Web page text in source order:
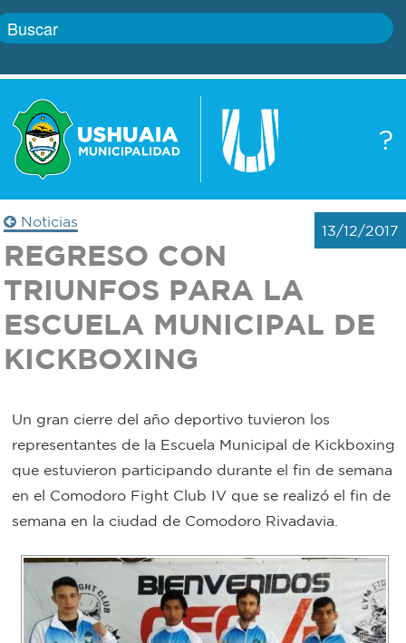
?
Boletín
Defensa
civil
Bromatología
Rentas
Municipal
Mi
bondi
Gobierno
Trámites
Transparencia
Actualidad
municipal
Noticias
13/12/2017
REGRESO CON
TRIUNFOS PARA LA
ESCUELA MUNICIPAL DE
KICKBOXING
Un gran cierre del año deportivo tuvieron los
representantes de la Escuela Municipal de Kickboxing
que estuvieron participando durante el fin de semana
en el Comodoro Fight Club IV que se realizó el fin de
semana en la ciudad de Comodoro Rivadavia.